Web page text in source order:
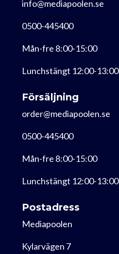
info@mediapoolen.se
0500-445400
Mån-fre 8:00-15:00
Lunchstängt 12:00-13:00
Försäljning
order@mediapoolen.se
0500-445400
Mån-fre 8:00-15:00
Lunchstängt 12:00-13:00
Postadress
Mediapoolen
Kylarvägen 7